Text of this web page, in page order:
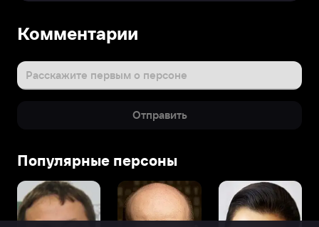
Комментарии
Расскажите первым о персоне
Отправить
Популярные персоны